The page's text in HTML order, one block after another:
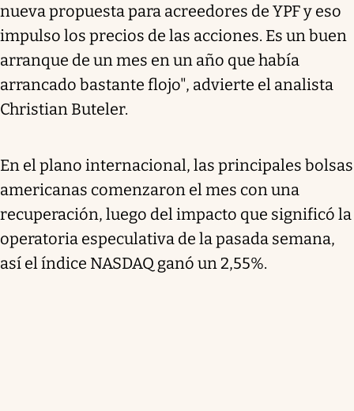
nueva propuesta para acreedores de YPF y eso
impulso los precios de las acciones. Es un buen
arranque de un mes en un año que había
arrancado bastante flojo", advierte el analista
Christian Buteler.
En el plano internacional, las principales bolsas
americanas comenzaron el mes con una
recuperación, luego del impacto que significó la
operatoria especulativa de la pasada semana,
así el índice NASDAQ ganó un 2,55%.